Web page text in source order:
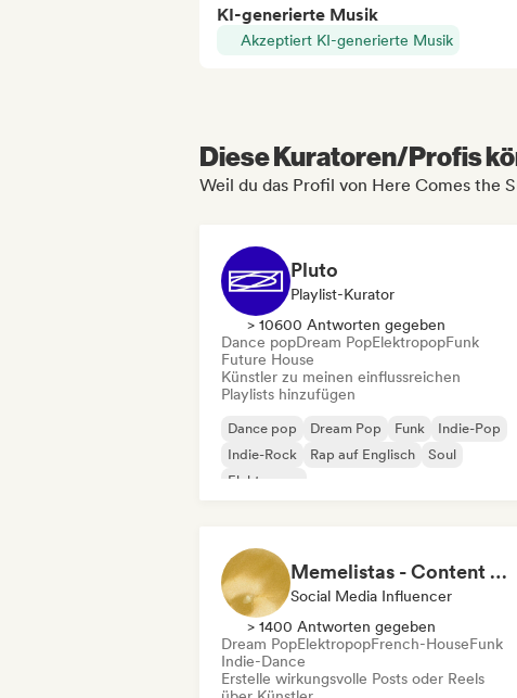
KI-generierte Musik
Akzeptiert KI-generierte Musik
Diese Kuratoren/Profis
Weil du das Profil von Here Comes the
Pluto
Playlist-Kurator
> 10600 Antworten gegeben
Dance popDream PopElektropopFunk
Future House
Künstler zu meinen einflussreichen
Playlists hinzufügen
Dance pop Dream Pop Funk
Indie-Pop
Indie-Rock
Rap auf Englisch
Soul
Elektropop
Memelistas - Content Creator
Social Media Influencer
> 1400 Antworten gegeben
Dream PopElektropopFrench-HouseFunk
Indie-Dance
Erstelle wirkungsvolle Posts oder Reels